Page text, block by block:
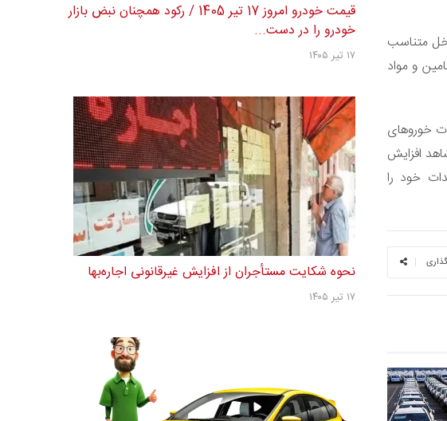
متناسب
و مواد
خورو‌های
افزایش
خود را
قیمت خودرو امروز 17 تیر 1405 / رکود همچنان نبض بازار
خودرو را در دست...
۱۷ تیر ۱۴۰۵
نحوه شکایت مستأجران از افزایش غیرقانونی اجاره‌بها
۱۷ تیر ۱۴۰۵